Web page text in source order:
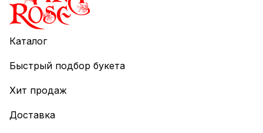
Каталог
Быстрый подбор букета
Хит продаж
Доставка